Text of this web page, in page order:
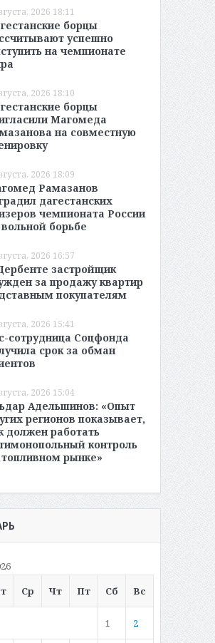
2026 18:11
борцы
успешно
на чемпионате
2026 18:10
борцы
Магомеда
на совместную
2026 18:09
Рамазанов
дагестанских
чемпионата России
борьбе
2026 16:57
застройщик
за продажу квартир
покупателям
2026 15:41
сотрудница Соцфонда
срок за обман
2026 15:04
Адельшинов: «Опыт
регионов показывает,
должен работать
контроль
рынке»
Ср Чт Пт Сб Вс
1 2